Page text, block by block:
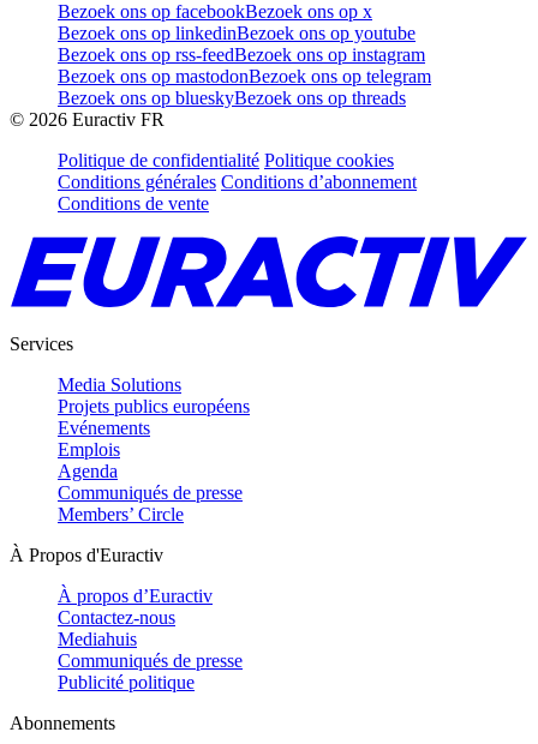
Bezoek ons op facebookBezoek ons op x
Bezoek ons op linkedinBezoek ons op youtube
Bezoek ons op rss-feedBezoek ons op instagram
Bezoek ons op mastodonBezoek ons op telegram
Bezoek ons op blueskyBezoek ons op threads
© 2026 Euractiv FR
Politique de confidentialité Politique cookies
Conditions générales Conditions d’abonnement
Conditions de vente
Services
Media Solutions
Projets publics européens
Evénements
Emplois
Agenda
Communiqués de presse
Members’ Circle
À Propos d'Euractiv
À propos d’Euractiv
Contactez-nous
Mediahuis
Communiqués de presse
Publicité politique
Abonnements